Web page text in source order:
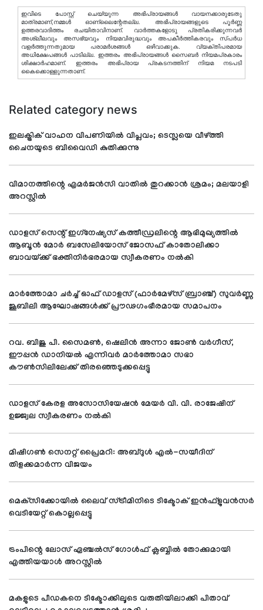
ഇവിടെ പോസ്റ്റ് ചെയ്യുന്ന അഭിപ്രായങ്ങള്‍ വായനക്കാരുടേതു
മാത്രമാണ്,നമ്മൾ ഓണ്ലൈന്റേതല്ല. അഭിപ്രായങ്ങളുടെ പൂർണ്ണ
ഉത്തരവാദിത്തം രചയിതാവിനാണ്. വാര്‍ത്തകളോടു പ്രതികരിക്കുന്നവര്‍
അശ്ലീലവും അസഭ്യവും നിയമവിരുദ്ധവും അപകീര്‍ത്തികരവും സ്പര്‍ധ
വളര്‍ത്തുന്നതുമായ പരാമര്‍ശങ്ങള്‍ ഒഴിവാക്കുക. വ്യക്തിപരമായ
അധിക്ഷേപങ്ങള്‍ പാടില്ല. ഇത്തരം അഭിപ്രായങ്ങള്‍ സൈബര്‍ നിയമപ്രകാരം
ശിക്ഷാര്‍ഹമാണ്. ഇത്തരം അഭിപ്രായ പ്രകടനത്തിന് നിയമ നടപടി
കൈക്കൊള്ളുന്നതാണ്.
Related category news
ഇലക്ട്രിക് വാഹന വിപണിയില്‍ വിപ്ലവം; ടെസ്ലയെ വീഴ്ത്തി
ചൈനയുടെ ബിവൈഡി കുതിക്കുന്നു
വിമാനത്തിന്റെ എമര്‍ജന്‍സി വാതില്‍ തുറക്കാന്‍ ശ്രമം; മലയാളി
അറസ്റ്റില്‍
ഡാളസ് സെന്റ് ഇഗ്‌നേഷ്യസ് കത്തീഡ്രലിന്റെ ആഭിമുഖ്യത്തില്‍
ആബൂന്‍ മോര്‍ ബസേലിയോസ് ജോസഫ് കാതോലിക്കാ
ബാവയ്ക്ക് ഭക്തിനിര്‍ഭരമായ സ്വീകരണം നല്‍കി
മാര്‍ത്തോമാ ചര്‍ച്ച് ഓഫ് ഡാളസ് (ഫാര്‍മേഴ്സ് ബ്രാഞ്ച്) സുവര്‍ണ്ണ
ജൂബിലി ആഘോഷങ്ങള്‍ക്ക് പ്രൗഢഗംഭീരമായ സമാപനം
റവ. ബിജു പി. സൈമണ്‍, ഷെലിന്‍ അന്നാ ജോണ്‍ വര്‍ഗീസ്,
ഈപ്പന്‍ ഡാനിയല്‍ എന്നിവര്‍ മാര്‍ത്തോമാ സഭാ
കൗണ്‍സിലിലേക്ക് തിരഞ്ഞെടുക്കപ്പെട്ടു
ഡാളസ് കേരള അസോസിയേഷന്‍ മേയര്‍ വി. വി. രാജേഷിന്
ഉജ്ജ്വല സ്വീകരണം നല്‍കി
മിഷിഗണ്‍ സെനറ്റ് പ്രൈമറി: അബ്ദുള്‍ എല്‍-സയീദിന്
തിളക്കമാര്‍ന്ന വിജയം
മെക്‌സിക്കോയില്‍ ലൈവ് സ്ട്രീമിനിടെ ടിക്ടോക് ഇന്‍ഫ്‌ളുവന്‍സര്‍
വെടിയേറ്റ് കൊല്ലപ്പെട്ടു
ട്രംപിന്റെ ലോസ് ഏഞ്ചല്‍സ് ഗോള്‍ഫ് ക്ലബ്ബില്‍ തോക്കുമായി
എത്തിയയാള്‍ അറസ്റ്റില്‍
മകളുടെ പീഡകനെ ടിക്ടോക്കിലൂടെ വരുതിയിലാക്കി പിതാവ്